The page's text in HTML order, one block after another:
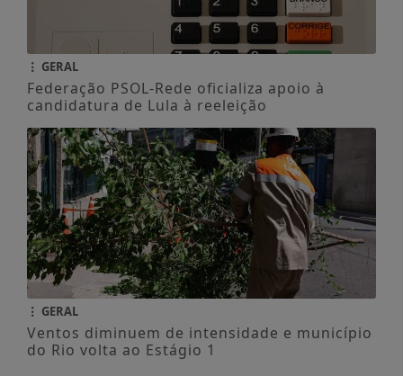
GERAL
Federação PSOL-Rede oficializa apoio à
candidatura de Lula à reeleição
GERAL
Ventos diminuem de intensidade e município
do Rio volta ao Estágio 1